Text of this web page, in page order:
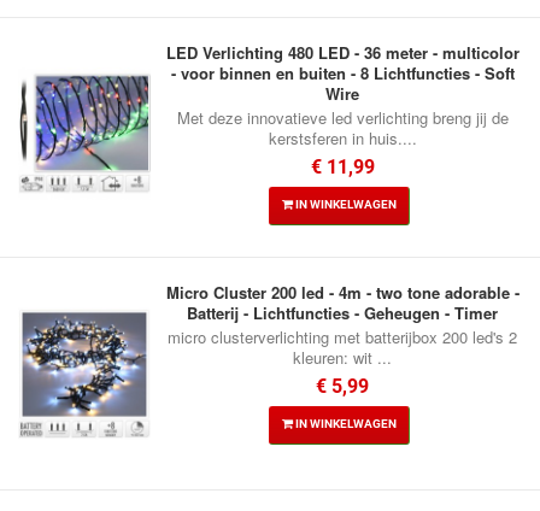
LED Verlichting 480 LED - 36 meter - multicolor
- voor binnen en buiten - 8 Lichtfuncties - Soft
Wire
Met deze innovatieve led verlichting breng jij de
kerstsferen in huis....
€ 11,99
IN WINKELWAGEN
Micro Cluster 200 led - 4m - two tone adorable -
Batterij - Lichtfuncties - Geheugen - Timer
micro clusterverlichting met batterijbox 200 led's 2
kleuren: wit ...
€ 5,99
IN WINKELWAGEN